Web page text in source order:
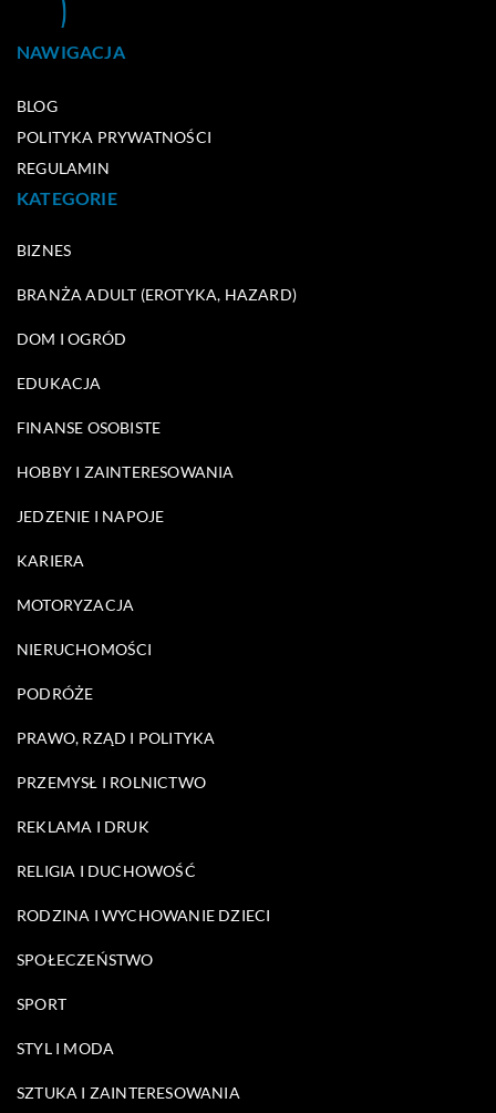
NAWIGACJA
BLOG
POLITYKA PRYWATNOŚCI
REGULAMIN
KATEGORIE
BIZNES
BRANŻA ADULT (EROTYKA, HAZARD)
DOM I OGRÓD
EDUKACJA
FINANSE OSOBISTE
HOBBY I ZAINTERESOWANIA
JEDZENIE I NAPOJE
KARIERA
MOTORYZACJA
NIERUCHOMOŚCI
PODRÓŻE
PRAWO, RZĄD I POLITYKA
PRZEMYSŁ I ROLNICTWO
REKLAMA I DRUK
RELIGIA I DUCHOWOŚĆ
RODZINA I WYCHOWANIE DZIECI
SPOŁECZEŃSTWO
SPORT
STYL I MODA
SZTUKA I ZAINTERESOWANIA